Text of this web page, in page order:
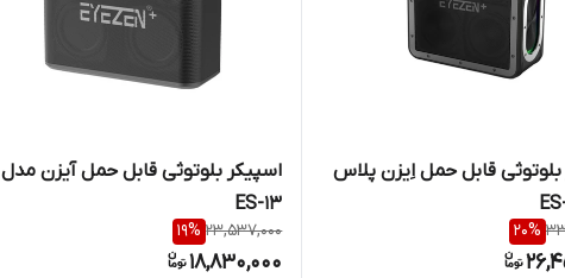
بلوتوثی قابل حمل اِیزن پلاس
20%
اسپیکر بلوتوثی قابل حمل آیزن مدل
ES-13
23,537,000
19%
18,830,000